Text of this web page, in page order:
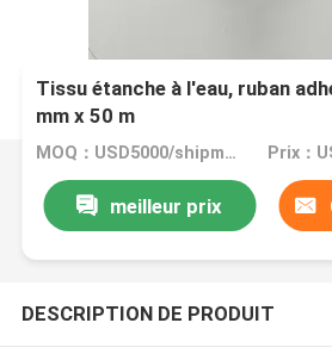
Tissu étanche à l'eau, ruban
mm x 50 m
MOQ：USD5000/shipment
meilleur prix
DESCRIPTION DE PRODUIT